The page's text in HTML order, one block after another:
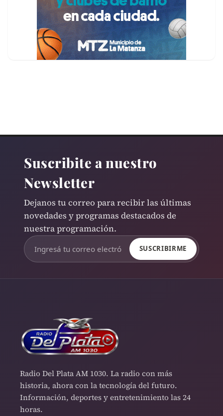
Suscribite a nuestro
Newsletter
Dejanos tu correo para recibir las últimas
novedades y programas destacados de
nuestra programación.
SUSCRIBIRME
Radio Del Plata AM 1030. La radio con más
historia, ahora con la tecnología del futuro.
Información, deportes y entretenimiento las 24
horas.